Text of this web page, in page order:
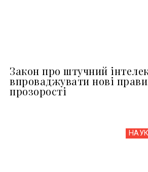
Закон про штучний
впроваджувати нові
прозорості